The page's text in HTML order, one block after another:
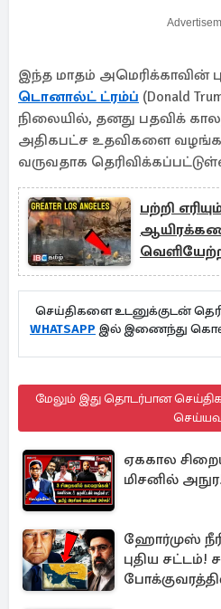
இந்த மாதம் அமெரிக்காவின்
டொனால்ட் ட்ரம்ப் (Donald
நிலையில், தனது பதவிக்
அதிகபட்ச உதவிகளை
வருவதாக
பற்றி
செய்திகளை உடனுக்குடன்
WHATSAPP இல் இணைந்து
மேலும் இது தொடர்பான
ஏககால
மிசனில்
ஹோர்முஸ்
புதிய